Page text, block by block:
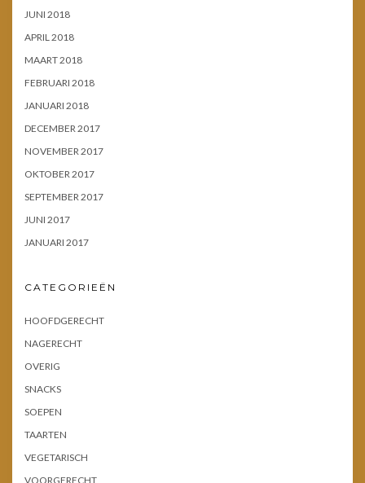
JUNI 2018
APRIL 2018
MAART 2018
FEBRUARI 2018
JANUARI 2018
DECEMBER 2017
NOVEMBER 2017
OKTOBER 2017
SEPTEMBER 2017
JUNI 2017
JANUARI 2017
CATEGORIEËN
HOOFDGERECHT
NAGERECHT
OVERIG
SNACKS
SOEPEN
TAARTEN
VEGETARISCH
VOORGERECHT